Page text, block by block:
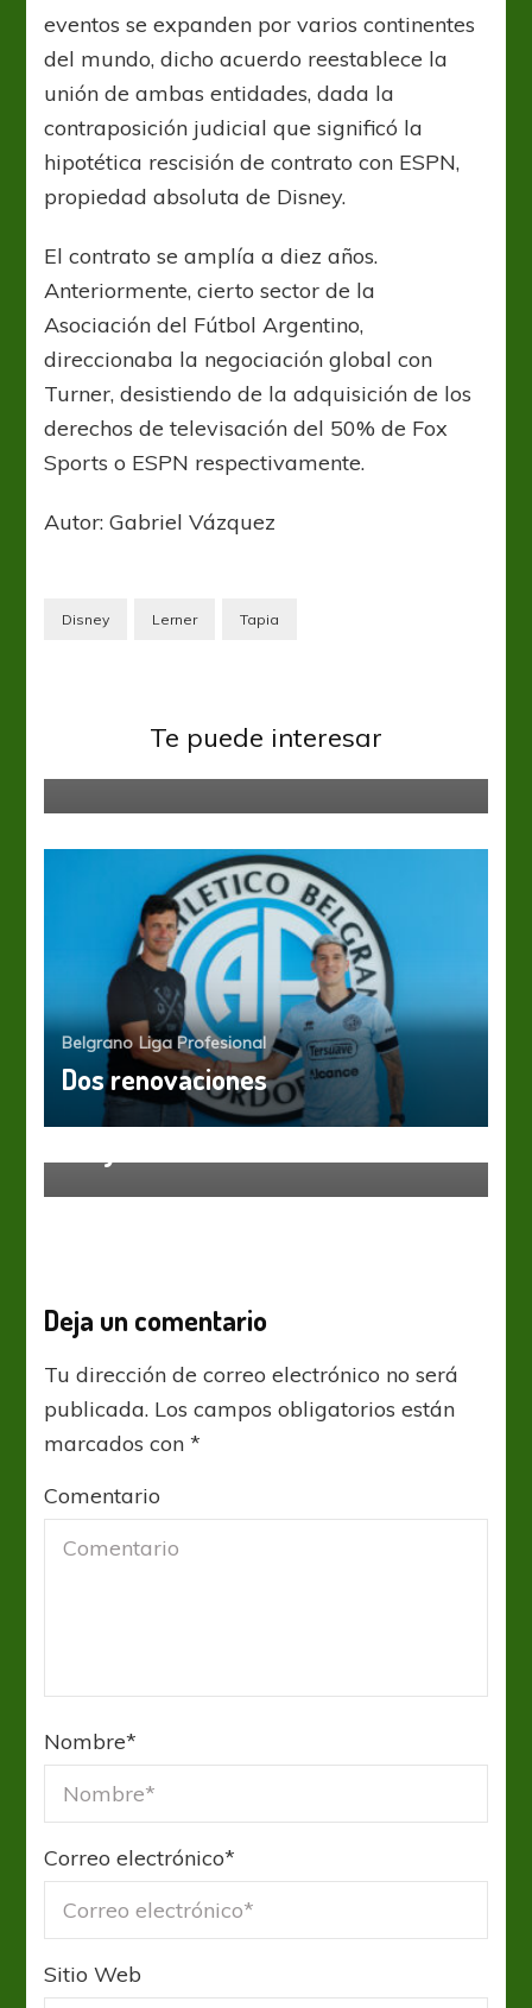
eventos se expanden por varios continentes
del mundo, dicho acuerdo reestablece la
unión de ambas entidades, dada la
contraposición judicial que significó la
hipotética rescisión de contrato con ESPN,
propiedad absoluta de Disney.
El contrato se amplía a diez años.
Anteriormente, cierto sector de la
Asociación del Fútbol Argentino,
direccionaba la negociación global con
Turner, desistiendo de la adquisición de los
derechos de televisación del 50% de Fox
Sports o ESPN respectivamente.
Autor: Gabriel Vázquez
Disney Lerner Tapia
Te puede interesar
Alfredo Berti renunció en Central
Belgrano Liga Profesional
Dos renovaciones
Estudiantes LP Godoy Cruz Liga Profesional
Deja un comentario
Tu dirección de correo electrónico no será
publicada. Los campos obligatorios están
marcados con*
Comentario
Nombre*
Correo electrónico*
Sitio Web